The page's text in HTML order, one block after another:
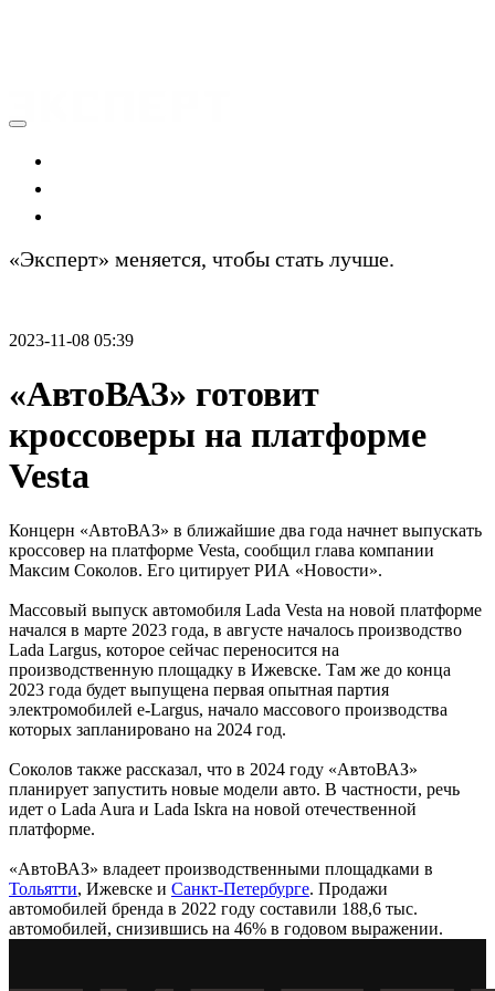
«Эксперт» меняется, чтобы стать лучше.
2023-11-08 05:39
«АвтоВАЗ» готовит
кроссоверы на платформе
Vesta
Концерн «АвтоВАЗ» в ближайшие два года начнет выпускать
кроссовер на платформе Vesta, сообщил глава компании
Максим Соколов. Его цитирует РИА «Новости».
Массовый выпуск автомобиля Lada Vesta на новой платформе
начался в марте 2023 года, в августе началось производство
Lada Largus, которое сейчас переносится на
производственную площадку в Ижевске. Там же до конца
2023 года будет выпущена первая опытная партия
электромобилей e-Largus, начало массового производства
которых запланировано на 2024 год.
Соколов также рассказал, что в 2024 году «АвтоВАЗ»
планирует запустить новые модели авто. В частности, речь
идет о Lada Aura и Lada Iskra на новой отечественной
платформе.
«АвтоВАЗ» владеет производственными площадками в
Тольятти, Ижевске и Санкт-Петербурге. Продажи
автомобилей бренда в 2022 году составили 188,6 тыс.
автомобилей, снизившись на 46% в годовом выражении.